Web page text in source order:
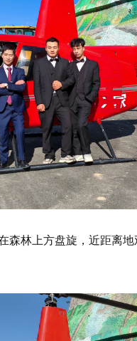
林上方盘旋，近距离